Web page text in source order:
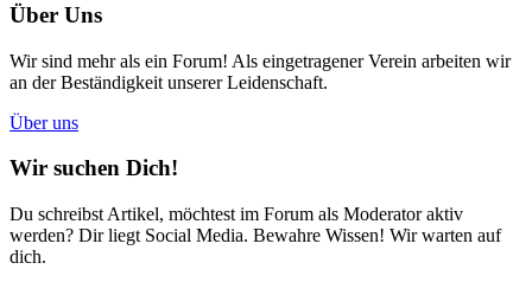
Über Uns
Wir sind mehr als ein Forum! Als eingetragener Verein arbeiten wir
an der Beständigkeit unserer Leidenschaft.
Über uns
Wir suchen Dich!
Du schreibst Artikel, möchtest im Forum als Moderator aktiv
werden? Dir liegt Social Media. Bewahre Wissen! Wir warten auf
dich.